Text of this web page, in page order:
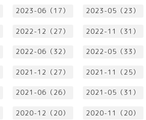
2023-06（17） 2023-05（23）
2022-12（27） 2022-11（31）
2022-06（32） 2022-05（33）
2021-12（27） 2021-11（25）
2021-06（26） 2021-05（31）
2020-12（20） 2020-11（20）